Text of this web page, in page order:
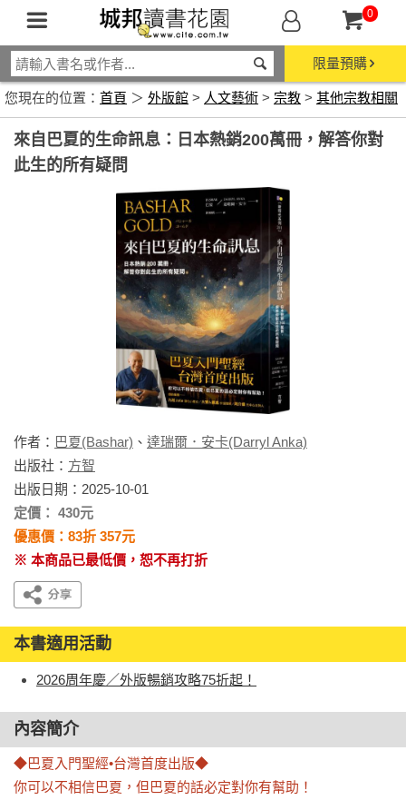
0
限量預購
您現在的位置： 首頁 ＞ 外版館 > 人文藝術 > 宗教 > 其他宗教相關
來自巴夏的生命訊息：日本熱銷200萬冊，解答你對
此生的所有疑問
作者： 巴夏(Bashar) 、 達瑞爾．安卡(Darryl Anka)
出版社： 方智
出版日期：2025-10-01
定價： 430元
優惠價：83折 357元
※ 本商品已最低價，恕不再打折
本書適用活動
2026周年慶／外版暢銷攻略75折起！
內容簡介
◆巴夏入門聖經•台灣首度出版◆
你可以不相信巴夏，但巴夏的話必定對你有幫助！